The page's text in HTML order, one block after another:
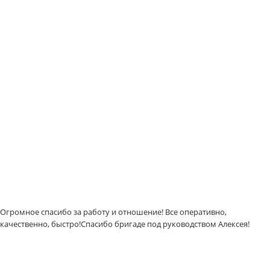
Огромное спасибо за работу и отношение! Все оперативно,
качественно, быстро!Спасибо бригаде под руководством Алексея!